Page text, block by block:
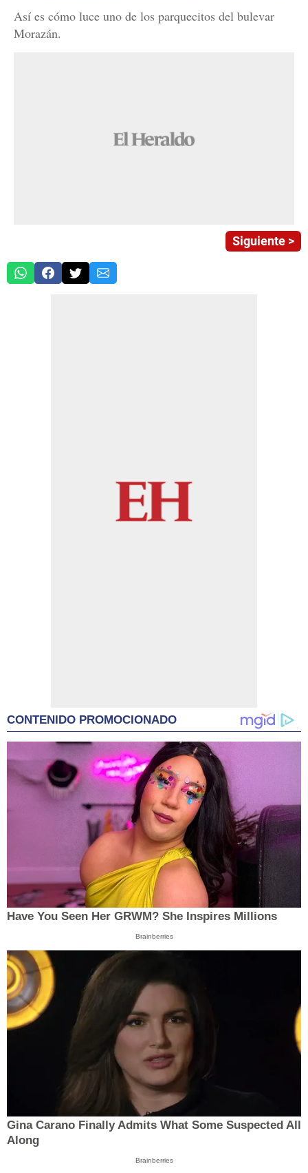
Así es cómo luce uno de los parquecitos del bulevar
Morazán.
Siguiente >
CONTENIDO PROMOCIONADO
Have You Seen Her GRWM? She Inspires Millions
Brainberries
Gina Carano Finally Admits What Some Suspected All
Along
Brainberries